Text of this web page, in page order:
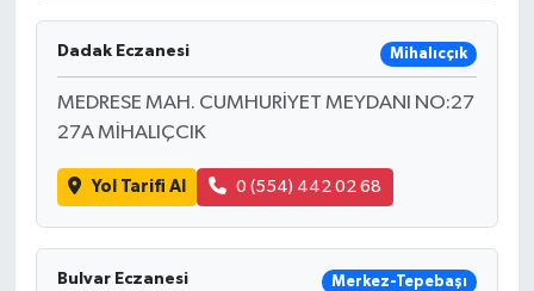
Dadak Eczanesi Mihalıcçık
MEDRESE MAH. CUMHURİYET MEYDANI NO:27
27A MİHALIÇCIK
Yol Tarifi Al 0 (554) 442 02 68
Bulvar Eczanesi Merkez-Tepebaşı